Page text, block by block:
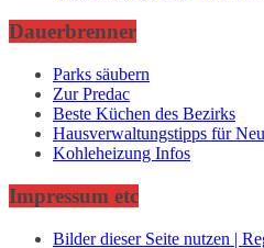
Dauerbrenner
Parks säubern
Zur Predac
Beste Küchen des Bezirks
Hausverwaltungstipps für
Kohleheizung Infos
Impressum etc
Bilder dieser Seite nutzen |